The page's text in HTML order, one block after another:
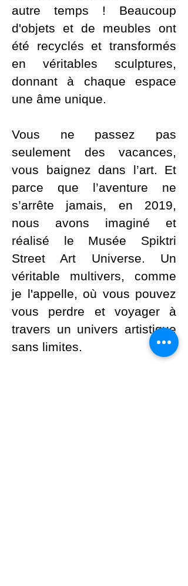
autre temps ! Beaucoup
d'objets et de meubles ont
été recyclés et transformés
en véritables sculptures,
donnant à chaque espace
une âme unique.
Vous ne passez pas
seulement des vacances,
vous baignez dans l’art. Et
parce que l’aventure ne
s’arrête jamais, en 2019,
nous avons imaginé et
réalisé le Musée Spiktri
Street Art Universe. Un
véritable multivers, comme
je l'appelle, où vous pouvez
vous perdre et voyager à
travers un univers artistique
sans limites.